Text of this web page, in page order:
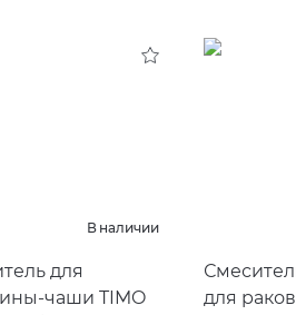
В наличии
для
чаши TIMO
для